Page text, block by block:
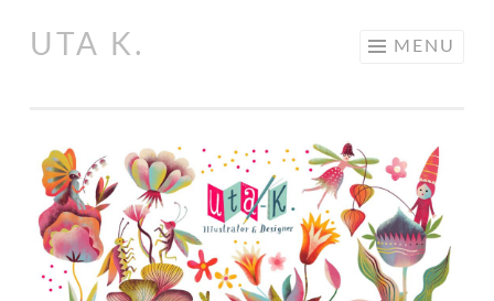
UTA K. MENU